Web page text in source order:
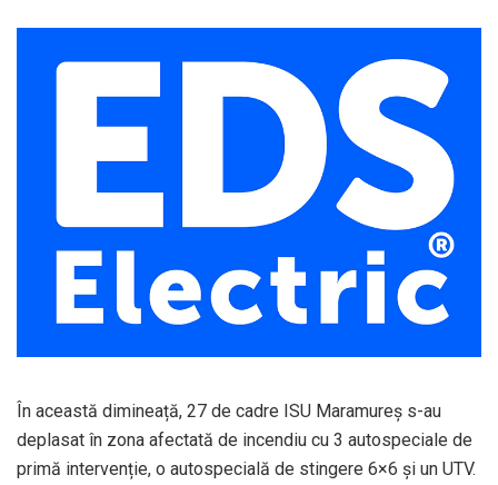
În această dimineață, 27 de cadre ISU Maramureș s-au
deplasat în zona afectată de incendiu cu 3 autospeciale de
primă intervenție, o autospecială de stingere 6×6 și un UTV.